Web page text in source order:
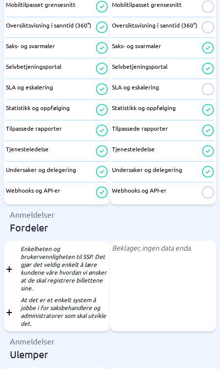
Mobiltilpasset grensesnitt
Oversiktsvisning i sanntid (360°)
Saks- og svarmaler
Selvbetjeningsportal
SLA og eskalering
Statistikk og oppfølging
Tilpassede rapporter
Tjenesteledelse
Undersaker og delegering
Webhooks og API-er
Mobiltilpasset grensesnitt
Oversiktsvisning i sanntid (360°)
Saks- og svarmaler
Selvbetjeningsportal
SLA og eskalering
Statistikk og oppfølging
Tilpassede rapporter
Tjenesteledelse
Undersaker og delegering
Webhooks og API-er
Anmeldelser
Fordeler
Enkelheten og
brukervennligheten til SSP. Det
gjør det veldig enkelt å lære
kundene våre hvordan vi ønsker
at de skal registrere billettene
sine.
At det er et enkelt system å
jobbe i for saksbehandlere og
administratorer som skal utvikle
det.
Beklager, ingen data enda.
Anmeldelser
Ulemper